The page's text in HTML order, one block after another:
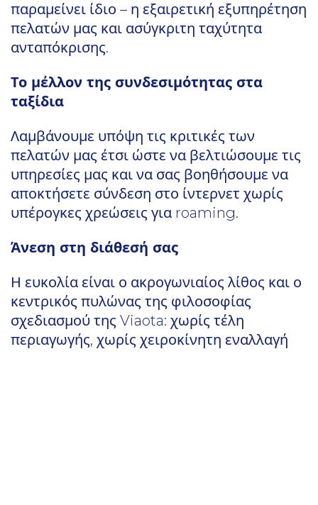
παραμείνει ίδιο – η εξαιρετική εξυπηρέτηση
πελατών μας και ασύγκριτη ταχύτητα
ανταπόκρισης.
Το μέλλον της συνδεσιμότητας στα
ταξίδια
Λαμβάνουμε υπόψη τις κριτικές των
πελατών μας έτσι ώστε να βελτιώσουμε τις
υπηρεσίες μας και να σας βοηθήσουμε να
αποκτήσετε σύνδεση στο ίντερνετ χωρίς
υπέρογκες χρεώσεις για roaming.
Άνεση στη διάθεσή σας
Η ευκολία είναι ο ακρογωνιαίος λίθος και ο
κεντρικός πυλώνας της φιλοσοφίας
σχεδιασμού της Viaota: χωρίς τέλη
περιαγωγής, χωρίς χειροκίνητη εναλλαγή